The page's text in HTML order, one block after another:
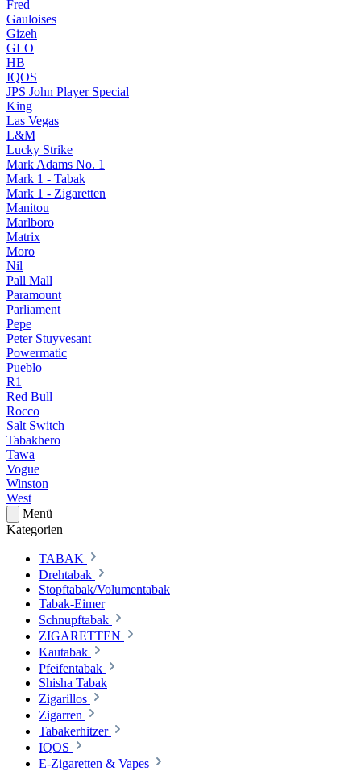
Fred
Gauloises
Gizeh
GLO
HB
IQOS
JPS John Player Special
King
Las Vegas
L&M
Lucky Strike
Mark Adams No. 1
Mark 1 - Tabak
Mark 1 - Zigaretten
Manitou
Marlboro
Matrix
Moro
Nil
Pall Mall
Paramount
Parliament
Pepe
Peter Stuyvesant
Powermatic
Pueblo
R1
Red Bull
Rocco
Salt Switch
Tabakhero
Tawa
Vogue
Winston
West
Menü
Kategorien
TABAK
Drehtabak
Stopftabak/Volumentabak
Tabak-Eimer
Schnupftabak
ZIGARETTEN
Kautabak
Pfeifentabak
Shisha Tabak
Zigarillos
Zigarren
Tabakerhitzer
IQOS
E-Zigaretten & Vapes